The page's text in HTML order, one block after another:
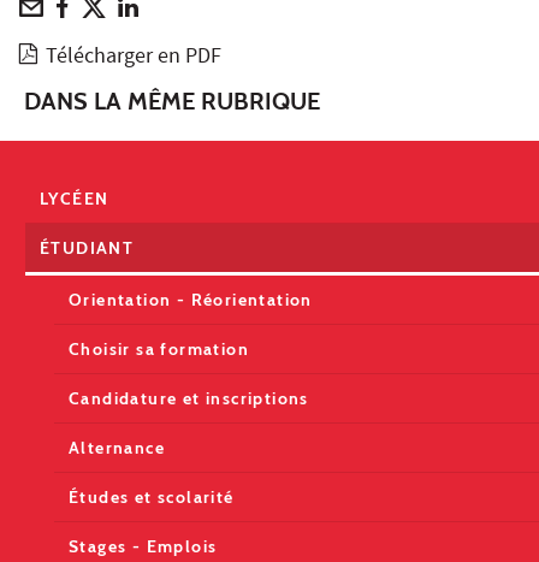
Télécharger en PDF
DANS LA MÊME RUBRIQUE
LYCÉEN
ÉTUDIANT
Orientation - Réorientation
Choisir sa formation
Candidature et inscriptions
Alternance
Études et scolarité
Stages - Emplois